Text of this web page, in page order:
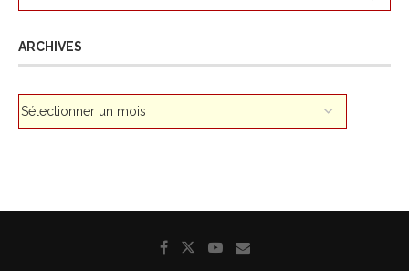
ARCHIVES